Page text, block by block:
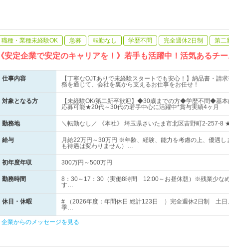
職種・業種未経験OK 急募 転勤なし 学歴不問 完全週休2日制 第二
《安定企業で安定のキャリアを！》若手も活躍中！活気あるチ
仕事内容
【丁寧なOJTありで未経験スタートでも安心！】納品書・請
務を通じて、会社を裏から支えるお仕事をお任せ！
対象となる方
【未経験OK/第二新卒歓迎】◆30歳までの方◆学歴不問◆基
応募可能★20代～30代の若手中心に活躍中*賞与実績4ヶ月
勤務地 ＼転勤なし／ 《本社》 埼玉県さいたま市北区吉野町2-257-8
給与
月給22万円～30万円 ※年齢、経験、能力を考慮の上、優遇
も待遇は変わりません）…
初年度年収 300万円～500万円
勤務時間
8：30～17：30（実働8時間 12:00～お昼休憩）※残業少な
す…
休日・休暇
# （2026年度：年間休日 総計123日 ）完全週休2日制 土
季…
企業からのメッセージを見る